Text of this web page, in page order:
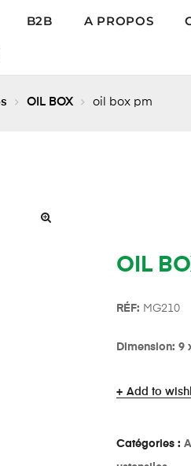
B2B A PROPOS
OIL BOX oil box pm
OIL
RÉF: MG210
Dimension: 9
Add to
Catégories :